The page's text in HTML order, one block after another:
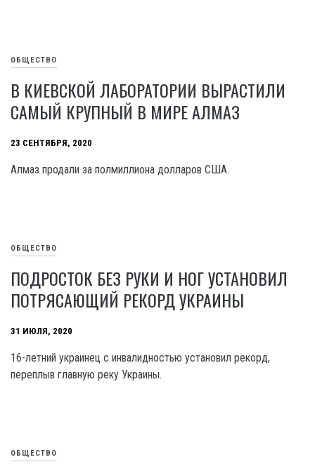
ОБЩЕСТВО
В КИЕВСКОЙ ЛАБОРАТОРИИ ВЫРАСТИЛИ
САМЫЙ КРУПНЫЙ В МИРЕ АЛМАЗ
23 СЕНТЯБРЯ, 2020
Алмаз продали за полмиллиона долларов США.
ОБЩЕСТВО
ПОДРОСТОК БЕЗ РУКИ И НОГ УСТАНОВИЛ
ПОТРЯСАЮЩИЙ РЕКОРД УКРАИНЫ
31 ИЮЛЯ, 2020
16-летний украинец с инвалидностью установил рекорд,
переплыв главную реку Украины.
ОБЩЕСТВО